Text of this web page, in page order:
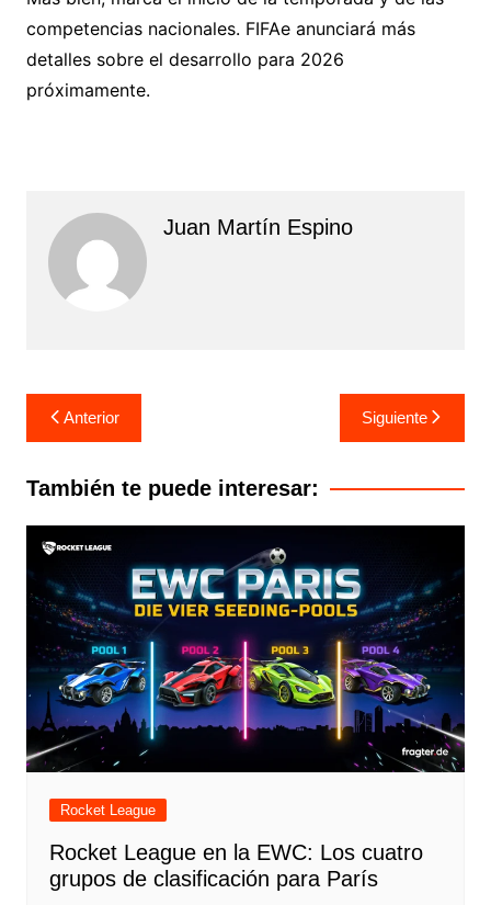
competencias nacionales. FIFAe anunciará más
detalles sobre el desarrollo para 2026
próximamente.
Juan Martín Espino
Navegación
de
entradas
Anterior Siguiente
También te puede interesar:
Rocket League
Rocket League en la EWC: Los cuatro
grupos de clasificación para París